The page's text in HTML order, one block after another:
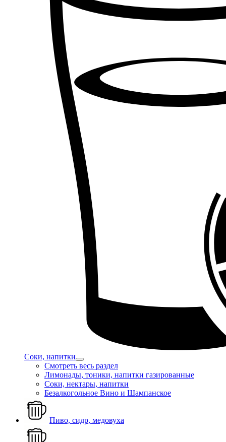
Соки, напитки
Смотреть весь раздел
Лимонады, тоники, напитки газированные
Соки, нектары, напитки
Безалкогольное Вино и Шампанское
Пиво, сидр, медовуха